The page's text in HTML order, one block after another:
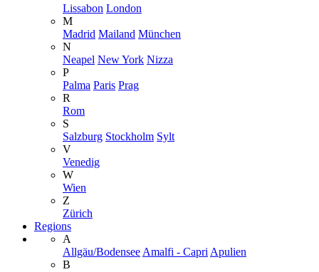
Lissabon London
M
Madrid Mailand München
N
Neapel New York Nizza
P
Palma Paris Prag
R
Rom
S
Salzburg Stockholm Sylt
V
Venedig
W
Wien
Z
Zürich
Regions
A
Allgäu/Bodensee Amalfi - Capri Apulien
B